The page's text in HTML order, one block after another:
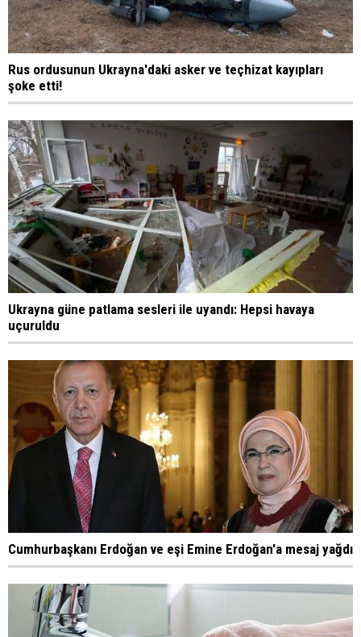
Rus ordusunun Ukrayna'daki asker ve teçhizat kayıpları
şoke etti!
Ukrayna güne patlama sesleri ile uyandı: Hepsi havaya
uçuruldu
Cumhurbaşkanı Erdoğan ve eşi Emine Erdoğan'a mesaj yağdı